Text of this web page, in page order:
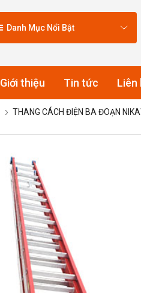
Danh Mục Nổi Bật
Giới thiệu Tin tức Liên
THANG CÁCH ĐIỆN BA ĐOẠN